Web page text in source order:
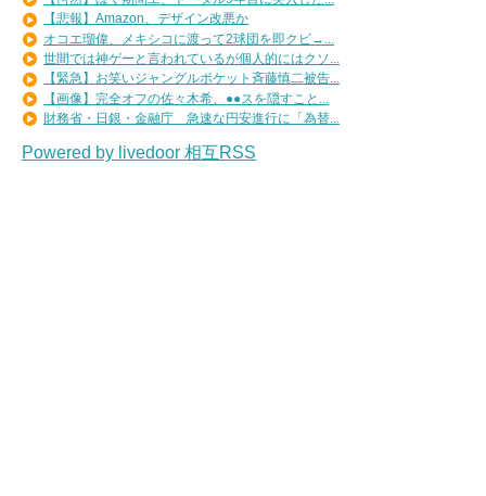
【悲報】Amazon、デザイン改悪か
オコエ瑠偉、メキシコに渡って2球団を即クビ→...
世間では神ゲーと言われているが個人的にはクソ...
【緊急】お笑いジャングルポケット斉藤慎二被告...
【画像】完全オフの佐々木希、●●スを隠すこと...
財務省・日銀・金融庁 急速な円安進行に「為替...
Powered by livedoor 相互RSS